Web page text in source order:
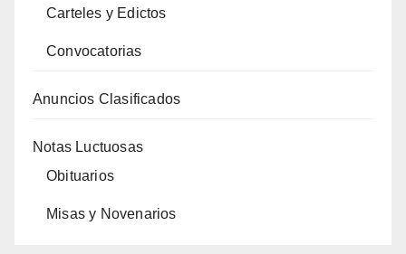
Carteles y Edictos
Convocatorias
Anuncios Clasificados
Notas Luctuosas
Obituarios
Misas y Novenarios